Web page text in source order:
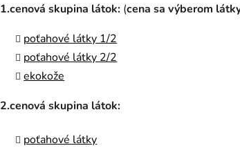
1.cenová skupina látok: (cena sa výberom
poťahové látky 1/2
poťahové látky 2/2
ekokože
2.cenová skupina látok:
poťahové látky